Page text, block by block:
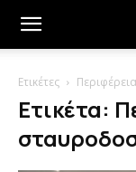
Ετικέτες
Ετικέτα: